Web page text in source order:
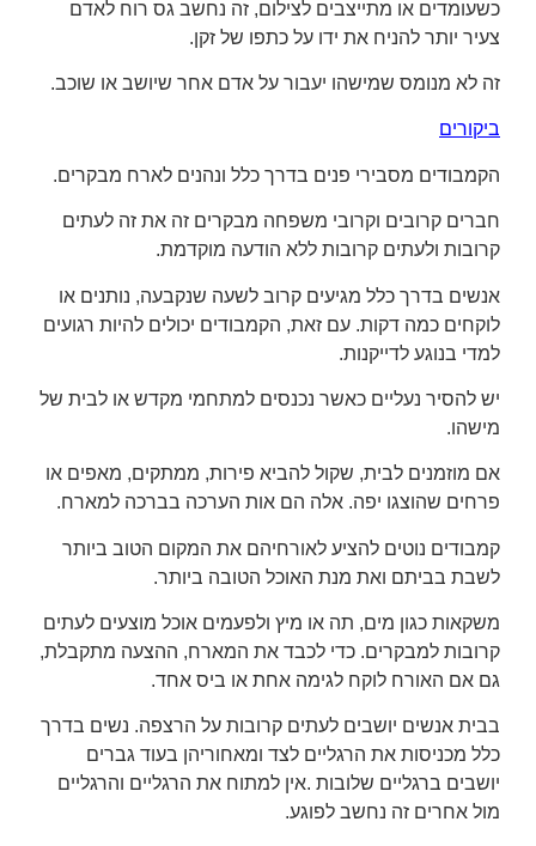
כשעומדים או מתייצבים לצילום, זה נחשב גס רוח לאדם
צעיר יותר להניח את ידו על כתפו של זקן.
זה לא מנומס שמישהו יעבור על אדם אחר שיושב או שוכב.
ביקורים
הקמבודים מסבירי פנים בדרך כלל ונהנים לארח מבקרים.
חברים קרובים וקרובי משפחה מבקרים זה את זה לעתים
קרובות ולעתים קרובות ללא הודעה מוקדמת.
אנשים בדרך כלל מגיעים קרוב לשעה שנקבעה, נותנים או
לוקחים כמה דקות. עם זאת, הקמבודים יכולים להיות רגועים
למדי בנוגע לדייקנות.
יש להסיר נעליים כאשר נכנסים למתחמי מקדש או לבית של
מישהו.
אם מוזמנים לבית, שקול להביא פירות, ממתקים, מאפים או
פרחים שהוצגו יפה. אלה הם אות הערכה בברכה למארח.
קמבודים נוטים להציע לאורחיהם את המקום הטוב ביותר
לשבת בביתם ואת מנת האוכל הטובה ביותר.
משקאות כגון מים, תה או מיץ ולפעמים אוכל מוצעים לעתים
קרובות למבקרים. כדי לכבד את המארח, ההצעה מתקבלת,
גם אם האורח לוקח לגימה אחת או ביס אחד.
בבית אנשים יושבים לעתים קרובות על הרצפה. נשים בדרך
כלל מכניסות את הרגליים לצד ומאחוריהן בעוד גברים
יושבים ברגליים שלובות .אין למתוח את הרגליים והרגליים
מול אחרים זה נחשב לפוגע.